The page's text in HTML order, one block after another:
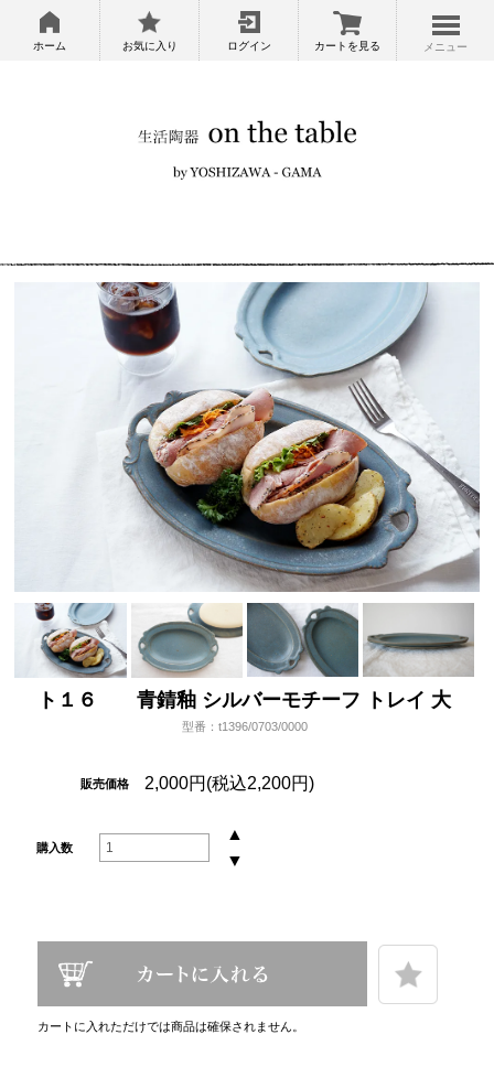
ホーム お気に入り ログイン カートを見る メニュー
ト１６ 青錆釉 シルバーモチーフ トレイ 大
型番：t1396/0703/0000
販売価格 2,000円(税込2,200円)
購入数
▲
▼
カートに入れただけでは商品は確保されません。